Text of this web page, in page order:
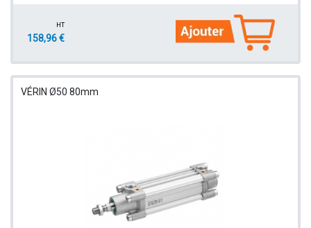
HT
158,96 €
VÉRIN Ø50 80mm